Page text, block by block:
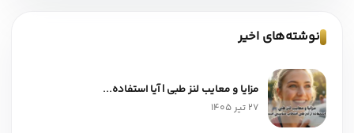
نوشته‌های اخیر
مزایا و معایب لنز طبی | آیا استفاده...
27 تیر 1405